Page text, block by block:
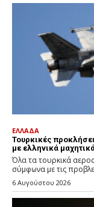
ΕΛΛΑΔΑ
Τουρκικές
με ελληνικά
Όλα τα τουρκικά
σύμφωνα με τις
6 Αυγούστου 2026